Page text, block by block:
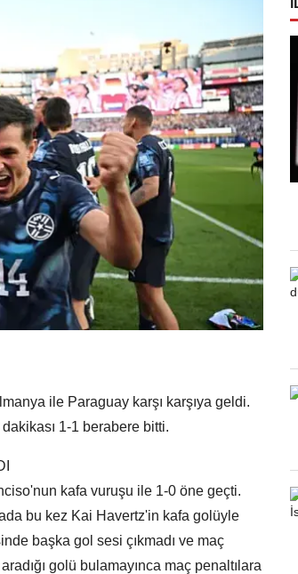
ile Paraguay karşı karşıya geldi.
1-1 berabere bitti.
kafa vuruşu ile 1-0 öne geçti.
bu kez Kai Havertz'in kafa golüyle
başka gol sesi çıkmadı ve maç
golü bulamayınca maç penaltılara